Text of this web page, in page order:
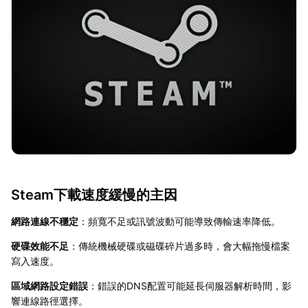
Steam下載速度緩慢的主因
網路連線不穩定 ：頻寬不足或訊號波動可能導致傳輸速率降低。
硬碟效能不足 ：傳統機械硬碟或磁碟碎片過多時，會大幅拖慢檔案
寫入速度。
區域網路設定錯誤 ：錯誤的DNS配置可能延長伺服器解析時間，影
響連線路徑選擇。